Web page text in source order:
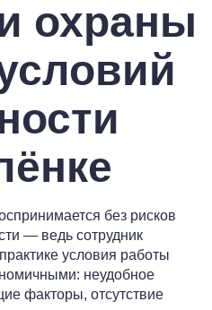
охраны
без рисков
— ведь сотрудник
условия работы
неудобное
факторы, отсутствие